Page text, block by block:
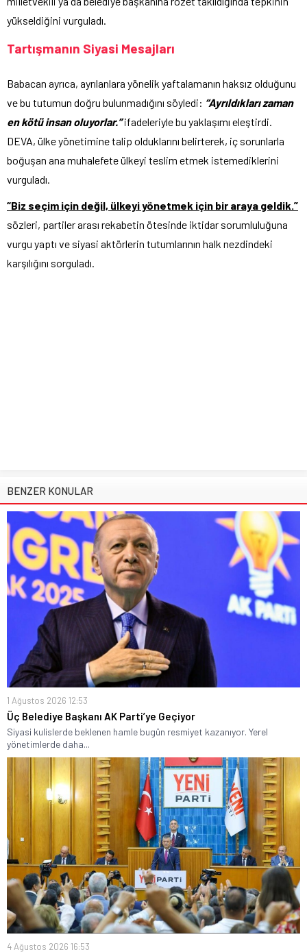
yükseldiğini vurguladı.
Tartışmanın Siyasi Mesajları
Babacan ayrıca, ayrılanlara yönelik yaftalamanın haksız olduğunu
ve bu tutumun doğru bulunmadığını söyledi: “Ayrıldıkları zaman
en kötü insan oluyorlar.”ifadeleriyle bu yaklaşımı eleştirdi.
DEVA, ülke yönetimine talip olduklarını belirterek, iç sorunlarla
boğuşan ana muhalefete ülkeyi teslim etmek istemediklerini
vurguladı.
“Biz seçim için değil, ülkeyi yönetmek için bir araya geldik.”
sözleri, partiler arası rekabetin ötesinde iktidar sorumluluğuna
vurgu yaptı ve siyasi aktörlerin tutumlarının halk nezdindeki
karşılığını sorguladı.
BENZER KONULAR
1 Ağustos 2026 12:53
Üç Belediye Başkanı AK Parti’ye Geçiyor
Siyasi kulislerde beklenen hamle bugün resmiyet kazanıyor. Yerel
yönetimlerde daha...
4 Ağustos 2026 16:53